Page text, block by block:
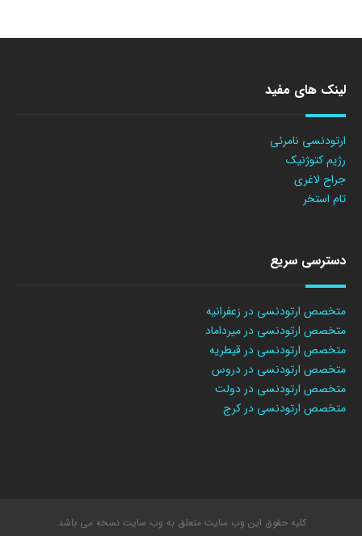
لینک های مفید
ارتودنسی نامرئی
رژیم کتوژنیک
جراح لاغری
تام استخر
دسترسی سریع
متخصص ارتودنسی در زعفرانیه
متخصص ارتودنسی در میرداماد
متخصص ارتودنسی در قیطریه
متخصص ارتودنسی در دروس
متخصص ارتودنسی در دولت
متخصص ارتودنسی در کرج
کلیه حقوق این وب سایت متعلق به وب سایت نسخه می باشد.